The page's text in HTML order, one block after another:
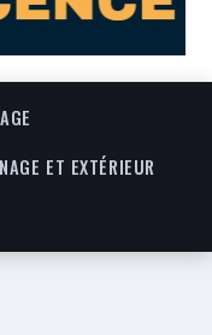
ET EXTÉRIEUR